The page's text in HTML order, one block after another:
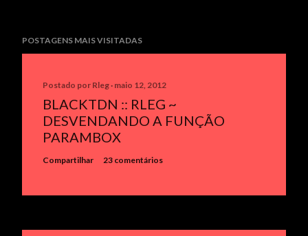
POSTAGENS MAIS VISITADAS
Postado por Rleg maio 12, 2012
BLACKTDN :: RLEG ~
DESVENDANDO A FUNÇÃO
PARAMBOX
Compartilhar 23 comentários